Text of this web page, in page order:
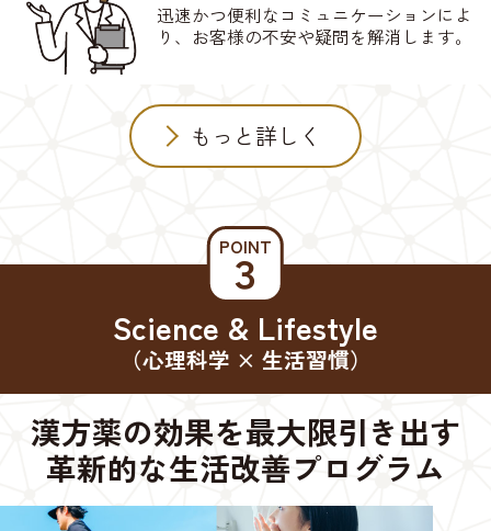
迅速かつ便利なコミュニケーションによ
り、お客様の不安や疑問を解消します。
もっと詳しく
POINT
３
Science & Lifestyle
（心理科学 × 生活習慣）
漢方薬の効果を最大限引き出す
革新的な生活改善プログラム